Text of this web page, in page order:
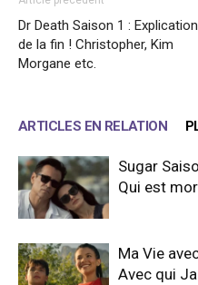
Dr Death Saison 1 : Explication
de la fin ! Christopher, Kim
Morgane etc.
ARTICLES EN RELATION
Sugar
Qui est
Ma Vie
Avec qui